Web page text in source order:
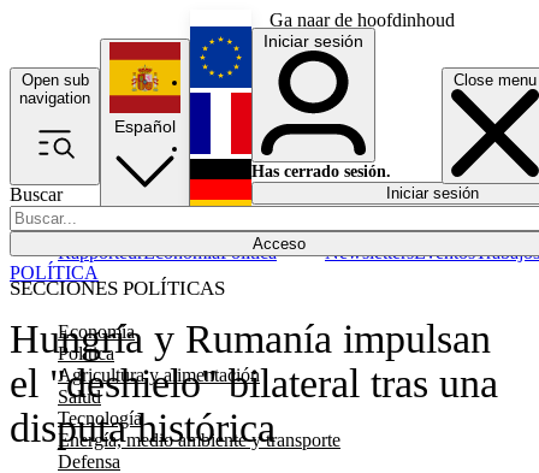
Ga naar de hoofdinhoud
Open sub
navigation
Close menu
Buscar
Acceso
SECCIONES POLÍTICAS
Economía
Política
Agricultura y alimentación
Salud
Tecnología
Energía, medio ambiente y transporte
Defensa
RapporteurEconomíaPolítica NewslettersEventosTrabajos
Español
English
Français
Iniciar sesión
Has cerrado sesión.
Iniciar sesión
Hungría y Rumanía impulsan
el "deshielo" bilateral tras una
disputa histórica
POLÍTICA